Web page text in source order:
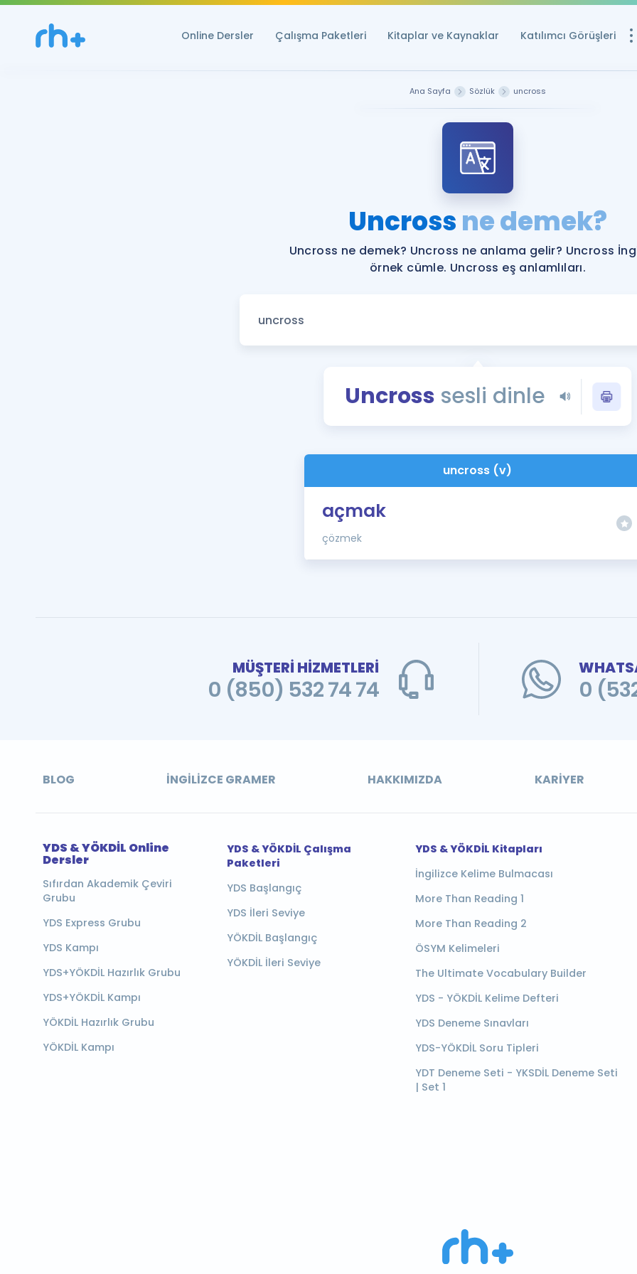
Online Dersler Çalışma Paketleri Kitaplar ve Kaynaklar Katılımcı Görüşleri
YDS ve YÖKDİL
Rehberlik Aracı
YDS ve YÖKDİL'e
Tüm ÖSYM
YDS - YÖKDİL
İngilizce Gramer
Ana Sayfa Sözlük uncross
Uncrossne demek?
Uncross ne demek? Uncross ne anlama gelir? Uncross
örnek cümle. Uncross eş anlamlıları.
Uncross sesli dinle
uncross (v)
açmak
çözmek
MÜŞTERİ HİZMETLERİ
0 (850) 532 74 74 0
BLOG İNGILIZCE GRAMER HAKKIMIZDA KARIYER
YDS & YÖKDİL Online
Dersler
Sıfırdan Akademik Çeviri
Grubu
YDS Express Grubu
YDS Kampı
YDS+YÖKDİL Hazırlık Grubu
YDS+YÖKDİL Kampı
YÖKDİL Hazırlık Grubu
YÖKDİL Kampı
YDS & YÖKDİL Çalışma
Paketleri
YDS Başlangıç
YDS İleri Seviye
YÖKDİL Başlangıç
YÖKDİL İleri Seviye
YDS & YÖKDİL Kitapları
İngilizce Kelime Bulmacası
More Than Reading 1
More Than Reading 2
ÖSYM Kelimeleri
The Ultimate Vocabulary Builder
YDS - YÖKDİL Kelime Defteri
YDS Deneme Sınavları
YDS-YÖKDİL Soru Tipleri
YDT Deneme Seti - YKSDİL Deneme Seti
| Set 1